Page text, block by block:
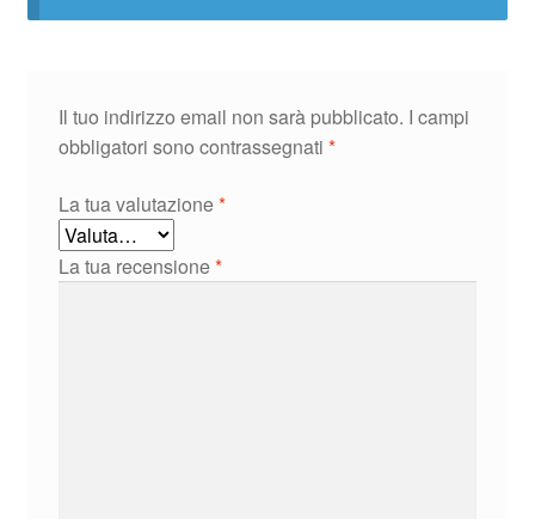
Il tuo indirizzo email non sarà pubblicato. I campi
obbligatori sono contrassegnati *
La tua valutazione*
La tua recensione*